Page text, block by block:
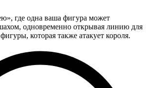
где одна ваша фигура может
одновременно открывая линию для
которая также атакует короля.